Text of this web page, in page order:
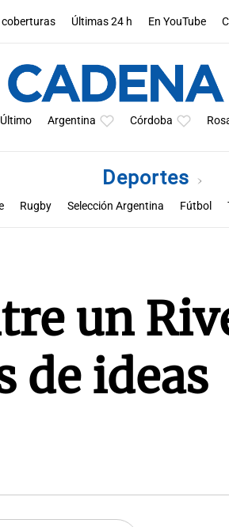
coberturas Últimas 24 h En YouTube
Argentina Córdoba
Deportes
Rugby Selección Argentina Fútbol
un
de ideas